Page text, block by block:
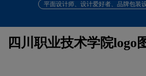
平面设计师、设计爱好者、品牌包装
四川职业技术学院logo